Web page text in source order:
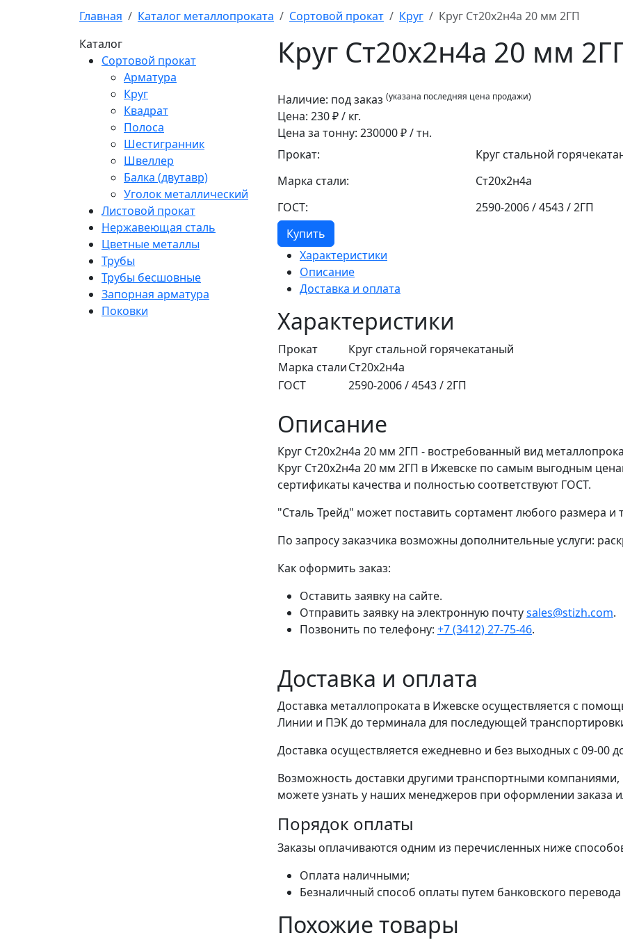
Главная
Каталог металлопроката Сортовой прокат Круг
Круг Ст20х2н4а 20 мм 2ГП
Каталог
Сортовой прокат
Арматура
Круг
Квадрат
Полоса
Шестигранник
Швеллер
Балка (двутавр)
Уголок металлический
Листовой прокат
Нержавеющая сталь
Цветные металлы
Трубы
Трубы бесшовные
Запорная арматура
Поковки
Круг Ст20х2н4а 20 мм
Наличие: под заказ (указана последняя цена продажи)
Цена: 230₽ / кг.
Цена за тонну: 230000₽ / тн.
Прокат:
Круг стальной
Марка стали:
Ст20х2н4а
ГОСТ:
2590-2006 / 4543 / 2ГП
Купить
Характеристики
Описание
Доставка и оплата
Характеристики
Прокат
Круг стальной горячекатаный
Марка сталиСт20х2н4а
ГОСТ
2590-2006 / 4543 / 2ГП
Описание
Круг Ст20х2н4а 20 мм 2ГП - востребованный вид
Круг Ст20х2н4а 20 мм 2ГП в Ижевске по самым выгодным
сертификаты качества и полностью соответствуют ГОСТ.
"Сталь Трейд" может поставить сортамент любого размера
По запросу заказчика возможны дополнительные услуги:
Как оформить заказ:
Оставить заявку на сайте.
Отправить заявку на электронную почтуsales@stizh.com.
Позвонить по телефону: +7 (3412) 27-75-46.
Доставка и оплата
Доставка металлопроката в Ижевске осуществляется с
Линии и ПЭК до терминала для последующей
Доставка осуществляется ежедневно и без выходных с 09-00
Возможность доставки другими транспортными
можете узнать у наших менеджеров при оформлении заказа
Порядок оплаты
Заказы оплачиваются одним из перечисленных ниже
Оплата наличными;
Безналичный способ оплаты путем банковского
Похожие товары